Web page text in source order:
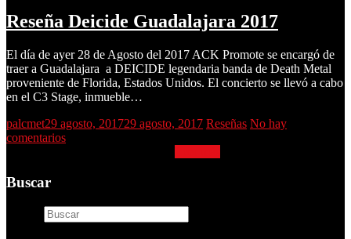
Reseña Deicide Guadalajara 2017
El día de ayer 28 de Agosto del 2017 ACK Promote se encargó de
traer a Guadalajara a DEICIDE legendaria banda de Death Metal
proveniente de Florida, Estados Unidos. El concierto se llevó a cabo
en el C3 Stage, inmueble…
palcmet29 agosto, 201729 agosto, 2017 Reseñas No hay
comentarios
Buscar